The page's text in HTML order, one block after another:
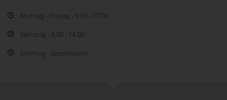
Montag - Freitag - 9.00 - 17.00
Samstag - 9.00 - 14.00
Sonntag - Geschlossen